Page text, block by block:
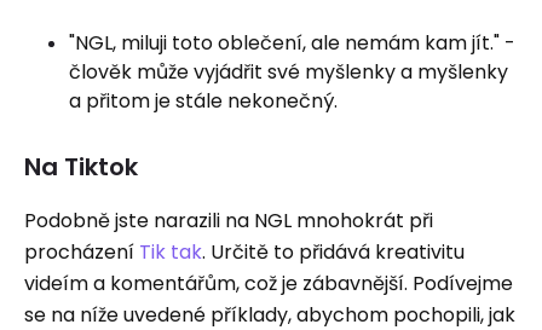
"NGL, miluji toto oblečení, ale nemám kam jít." -
člověk může vyjádřit své myšlenky a myšlenky
a přitom je stále nekonečný.
Na Tiktok
Podobně jste narazili na NGL mnohokrát při
procházení Tik tak. Určitě to přidává kreativitu
videím a komentářům, což je zábavnější. Podívejme
se na níže uvedené příklady, abychom pochopili, jak